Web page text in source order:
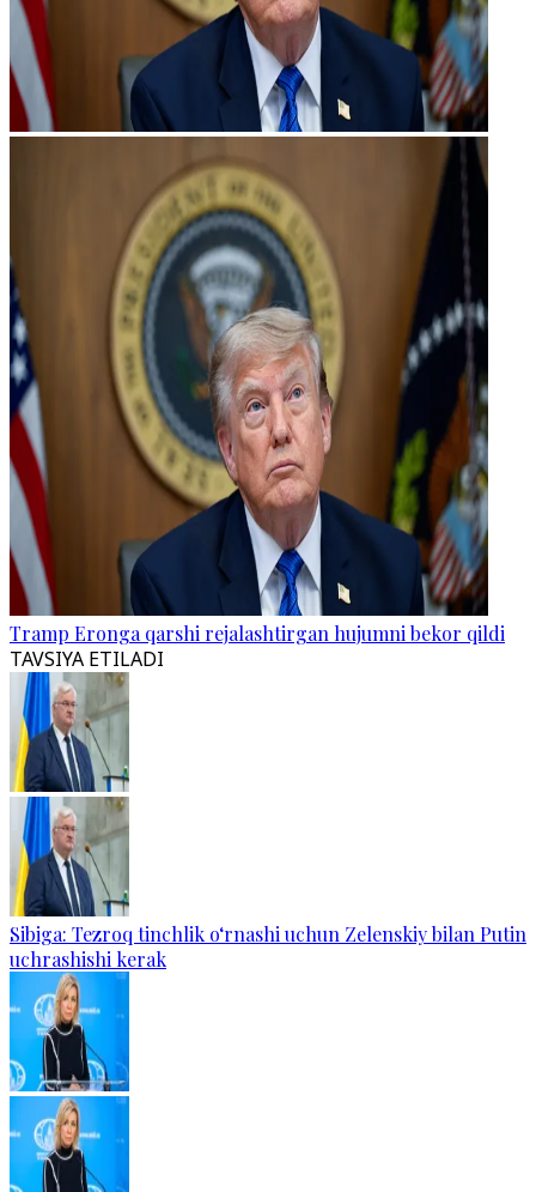
Tramp Eronga qarshi rejalashtirgan hujumni bekor qildi
TAVSIYA ETILADI
Sibiga: Tezroq tinchlik o‘rnashi uchun Zelenskiy bilan Putin
uchrashishi kerak